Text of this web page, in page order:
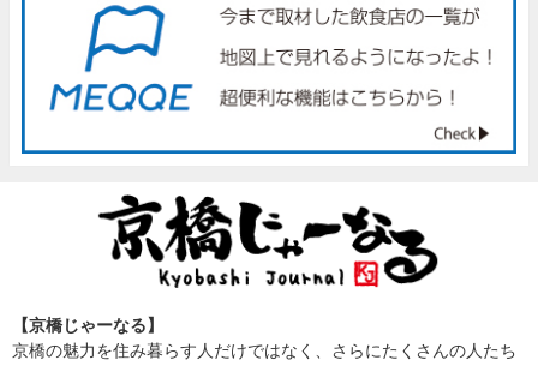
【京橋じゃーなる】
京橋の魅力を住み暮らす人だけではなく、さらにたくさんの人たち